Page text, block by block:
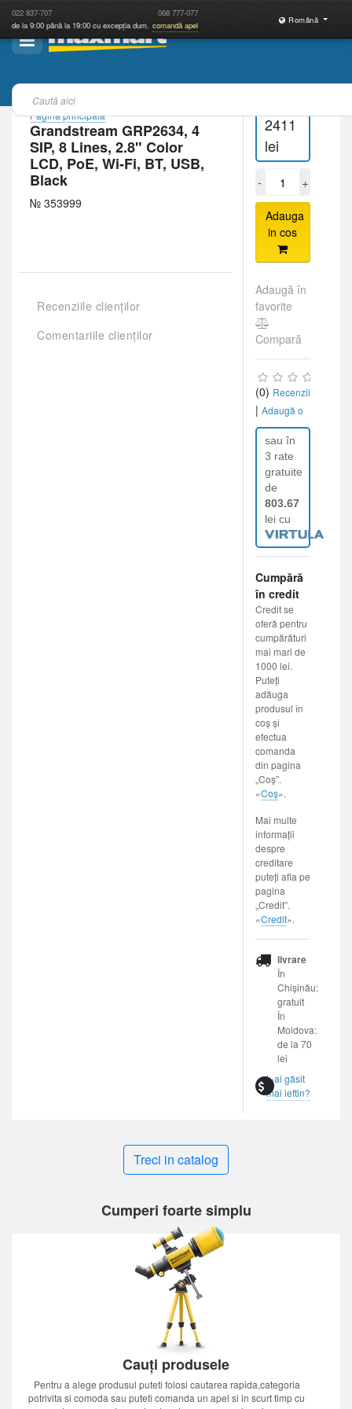
022 837-707 068 777-077
de la 9:00 până la 19:00 cu excepția dum. comandă apel
Română
Pagina principală
Grandstream GRP2634, 4
SIP, 8 Lines, 2.8" Color
LCD, PoE, Wi-Fi, BT, USB,
Black
№ 353999
Recenziile clienților
Comentariile clienților
2411
lei
- +
Adauga
in cos
Adaugă în
favorite
Compară
(0) Recenzii
| Adaugă o
recenzie
sau în
3 rate
gratuite
de
803.67
lei cu
Cumpără
în credit
Credit se
oferă pentru
cumpărături
mai mari de
1000 lei.
Puteți
adăuga
produsul în
coș și
efectua
comanda
din pagina
„Coș”.
«Coș».
Mai multe
informații
despre
creditare
puteți afla pe
pagina
„Credit”.
«Credit».
livrare
În
Chișinău:
gratuit
În
Moldova:
de la 70
lei
L-ai găsit
mai ieftin?
Treci in catalog
Cumperi foarte simplu
Cauți produsele
Pentru a alege produsul puteti folosi cautarea rapida,categoria
potrivita si comoda sau puteti comanda un apel si in scurt timp cu